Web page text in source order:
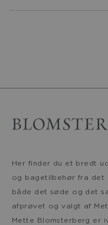
Her finder du et bredt
og bagetilbehør fra det
både det søde og det
afprøvet og valgt af
Mette Blomsterberg er